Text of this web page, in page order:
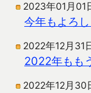
2023年01月01
今年もよろ
2022年12月31
2022年もも
2022年12月30